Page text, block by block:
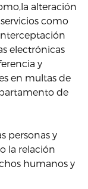
alteración
como
electrónicas
y
en multas de
de
personas y
la relación
humanos y